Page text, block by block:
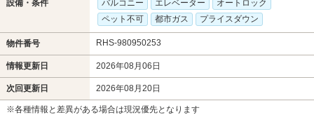
設備・条件
バルコニー
エレベーター
オートロック
ペット不可
都市ガス プライスダウン
物件番号 RHS-980950253
情報更新日 2026年08月06日
次回更新日 2026年08月20日
※各種情報と差異がある場合は現況優先となります